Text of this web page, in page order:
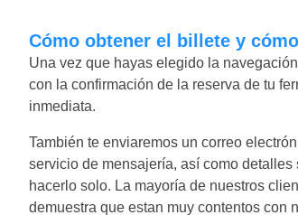
Cómo obtener el billete y
Una vez que hayas elegido la
con la confirmación de la reserva de tu
inmediata.
También te enviaremos un correo
servicio de mensajería, así como
hacerlo solo. La mayoría de nuestros
demuestra que estan muy contentos con